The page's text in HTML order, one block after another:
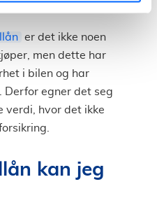
er det ikke noen
men dette har
i bilen og har
Derfor egner det seg
verdi, hvor det ikke
kan jeg